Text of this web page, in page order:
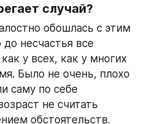
случай?
обошлась с этим
несчастья все
у всех, как у многих
Было не очень, плохо
саму по себе
не считать
обстоятельств.